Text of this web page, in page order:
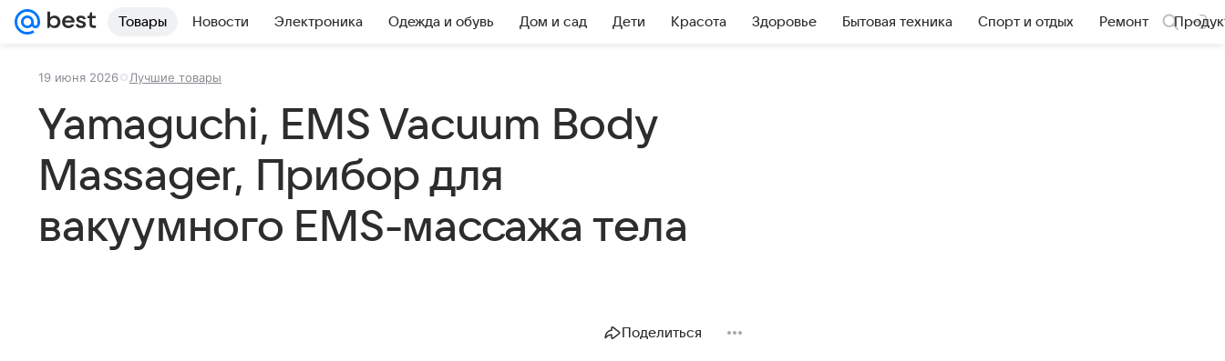
Товары Новости Электроника Одежда и обувь Дом и сад Дети Красота Здоровье Бытовая техника Спорт и отдых Ремонт
19 июня 2026 Лучшие товары
Yamaguchi, EMS Vacuum Body
Massager, Прибор для
вакуумного EMS-массажа тела
Поделиться